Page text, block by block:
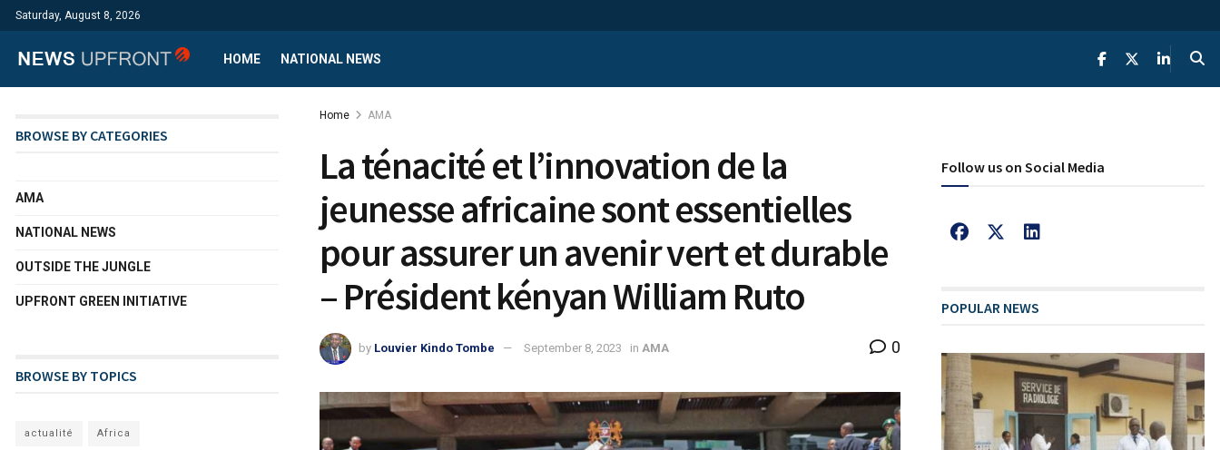
Saturday, August 8, 2026
HOME NATIONAL NEWS
Home AMA
La ténacité et l’innovation de la
jeunesse africaine sont essentielles
pour assurer un avenir vert et durable
– Président kényan William Ruto
by Louvier Kindo Tombe September 8, 2023 in AMA 0
BROWSE BY CATEGORIES
AMA
NATIONAL NEWS
OUTSIDE THE JUNGLE
UPFRONT GREEN INITIATIVE
BROWSE BY TOPICS
actualité Africa
Follow us on Social Media
POPULAR NEWS